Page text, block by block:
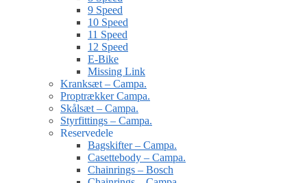
9 Speed
10 Speed
11 Speed
12 Speed
E-Bike
Missing Link
Kranksæt – Campa.
Proptrækker Campa.
Skålsæt – Campa.
Styrfittings – Campa.
Reservedele
Bagskifter – Campa.
Casettebody – Campa.
Chainrings – Bosch